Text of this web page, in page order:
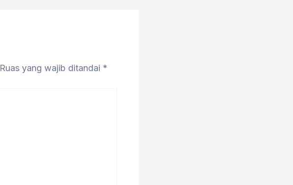
Ruas yang wajib ditandai *